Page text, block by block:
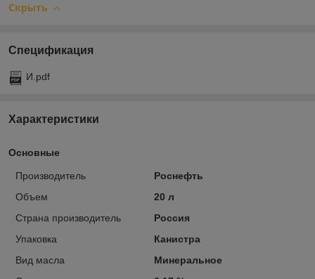
Скрыть
Спецификация
И.pdf
Характеристики
Основные
Производитель
Роснефть
Объем
20 л
Страна производитель
Россия
Упаковка
Канистра
Вид масла
Минеральное